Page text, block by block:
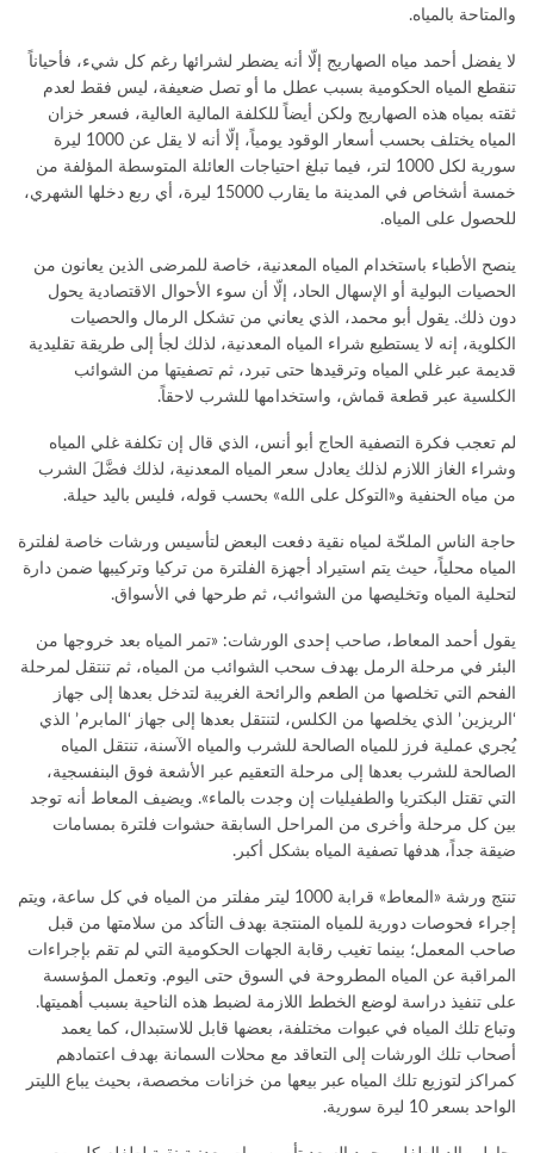
والمتاحة بالمياه.
لا يفضل أحمد مياه الصهاريج إلّا أنه يضطر لشرائها رغم كل شيء، فأحياناً
تنقطع المياه الحكومية بسبب عطل ما أو تصل ضعيفة، ليس فقط لعدم
ثقته بمياه هذه الصهاريج ولكن أيضاً للكلفة المالية العالية، فسعر خزان
المياه يختلف بحسب أسعار الوقود يومياً، إلّا أنه لا يقل عن 1000 ليرة
سورية لكل 1000 لتر، فيما تبلغ احتياجات العائلة المتوسطة المؤلفة من
خمسة أشخاص في المدينة ما يقارب 15000 ليرة، أي ربع دخلها الشهري،
للحصول على المياه.
ينصح الأطباء باستخدام المياه المعدنية، خاصة للمرضى الذين يعانون من
الحصيات البولية أو الإسهال الحاد، إلّا أن سوء الأحوال الاقتصادية يحول
دون ذلك. يقول أبو محمد، الذي يعاني من تشكل الرمال والحصيات
الكلوية، إنه لا يستطيع شراء المياه المعدنية، لذلك لجأ إلى طريقة تقليدية
قديمة عبر غلي المياه وترقيدها حتى تبرد، ثم تصفيتها من الشوائب
الكلسية عبر قطعة قماش، واستخدامها للشرب لاحقاً.
لم تعجب فكرة التصفية الحاج أبو أنس، الذي قال إن تكلفة غلي المياه
وشراء الغاز اللازم لذلك يعادل سعر المياه المعدنية، لذلك فضَّلَ الشرب
من مياه الحنفية و«التوكل على الله» بحسب قوله، فليس باليد حيلة.
حاجة الناس الملحّة لمياه نقية دفعت البعض لتأسيس ورشات خاصة لفلترة
المياه محلياً، حيث يتم استيراد أجهزة الفلترة من تركيا وتركيبها ضمن دارة
لتحلية المياه وتخليصها من الشوائب، ثم طرحها في الأسواق.
يقول أحمد المعاط، صاحب إحدى الورشات: «تمر المياه بعد خروجها من
البئر في مرحلة الرمل بهدف سحب الشوائب من المياه، ثم تنتقل لمرحلة
الفحم التي تخلصها من الطعم والرائحة الغريبة لتدخل بعدها إلى جهاز
‘الريزين’ الذي يخلصها من الكلس، لتنتقل بعدها إلى جهاز ‘المابرم’ الذي
يُجري عملية فرز للمياه الصالحة للشرب والمياه الآسنة، تنتقل المياه
الصالحة للشرب بعدها إلى مرحلة التعقيم عبر الأشعة فوق البنفسجية،
التي تقتل البكتريا والطفيليات إن وجدت بالماء». ويضيف المعاط أنه توجد
بين كل مرحلة وأخرى من المراحل السابقة حشوات فلترة بمسامات
ضيقة جداً، هدفها تصفية المياه بشكل أكبر.
تنتج ورشة «المعاط» قرابة 1000 ليتر مفلتر من المياه في كل ساعة، ويتم
إجراء فحوصات دورية للمياه المنتجة بهدف التأكد من سلامتها من قبل
صاحب المعمل؛ بينما تغيب رقابة الجهات الحكومية التي لم تقم بإجراءات
المراقبة عن المياه المطروحة في السوق حتى اليوم. وتعمل المؤسسة
على تنفيذ دراسة لوضع الخطط اللازمة لضبط هذه الناحية بسبب أهميتها.
وتباع تلك المياه في عبوات مختلفة، بعضها قابل للاستبدال، كما يعمد
أصحاب تلك الورشات إلى التعاقد مع محلات السمانة بهدف اعتمادهم
كمراكز لتوزيع تلك المياه عبر بيعها من خزانات مخصصة، بحيث يباع الليتر
الواحد بسعر 10 ليرة سورية.